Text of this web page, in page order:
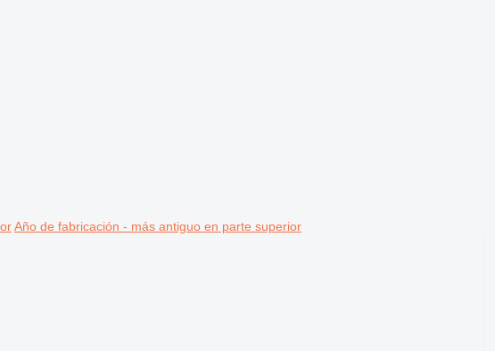
Año de fabricación - más antiguo en parte superior